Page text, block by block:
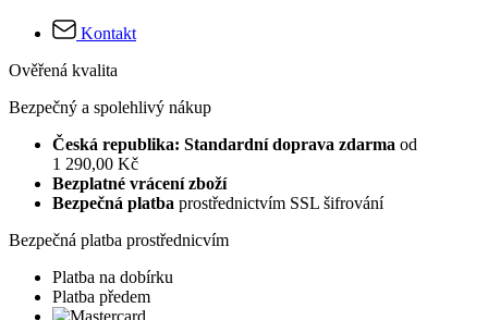
Kontakt
Ověřená kvalita
Bezpečný a spolehlivý nákup
Česká republika: Standardní doprava zdarma od
1 290,00 Kč
Bezplatné vrácení zboží
Bezpečná platba prostřednictvím SSL šifrování
Bezpečná platba prostřednicvím
Platba na dobírku
Platba předem